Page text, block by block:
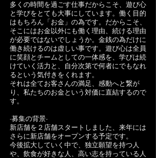
多くの時間を過ごす仕事だからこそ、遊び心
と学びをとても大事にしています。働く目的
はもちろん「お金」の為です。だからこそ、
そこにはお金以外にも働く理由、続ける理由
が必要ではないでしょうか。金銭の為だけに
働き続けるのは虚しい事です。遊び心は全員
に笑顔とチームとしての一体感を、学びは続
けていく活力と、自分次第で何者にでもなれ
るという気付きをくれます。
それは全てお客さんの満足、感動へと繋が
り、私たちのお金という対価に直結するので
す。
-募集の背景-
新店舗を２店舗スタートしました、来年には
さらに新店舗をオープンする予定です。
今後拡大していく中で、独立願望を持つ人
や、飲食が好きな人、高い志を持っている人